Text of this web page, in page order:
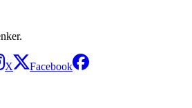
X Facebook